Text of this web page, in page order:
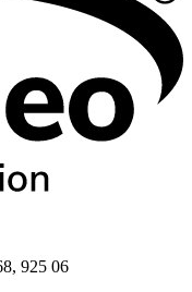
925 06